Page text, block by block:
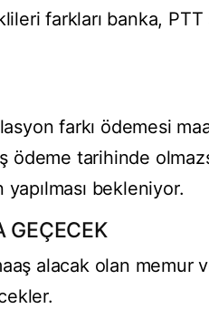
farkları banka,
farkı ödemesi
ödeme tarihinde
bekleniyor.
GEÇECEK
alacak olan memur